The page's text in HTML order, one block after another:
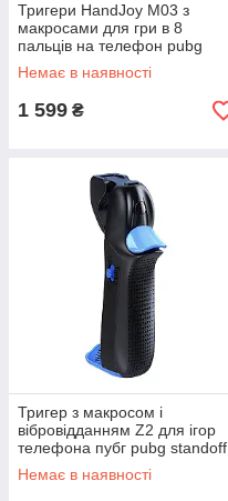
Тригери HandJoy M03 з
макросами для гри в 8
пальців на телефон pubg
пубг call of duty iOS Android
Немає в наявності
1 599 ₴
Тригер з макросом і
вібровідданням Z2 для ігор
телефона пубг pubg standoff
2 call of duty
Немає в наявності